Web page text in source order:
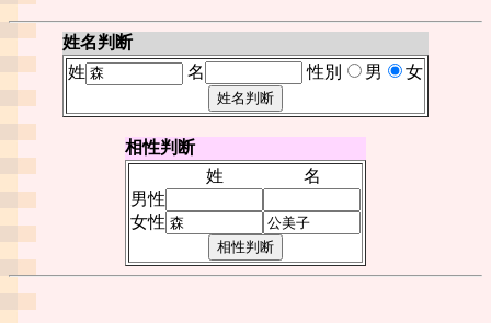
姓名判断
姓
名 性別 男 女
相性判断
姓
名
男性
女性